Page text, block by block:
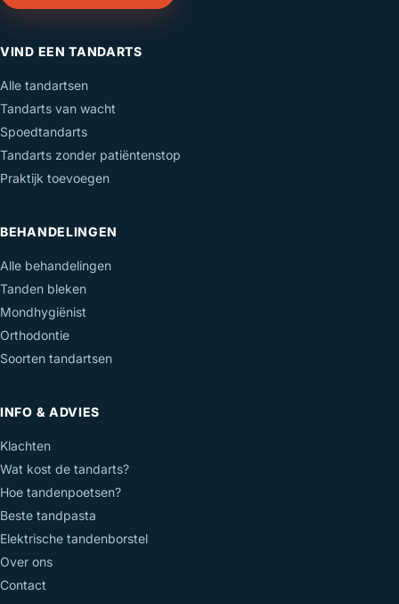
VIND EEN TANDARTS
Alle tandartsen
Tandarts van wacht
Spoedtandarts
Tandarts zonder patiëntenstop
Praktijk toevoegen
BEHANDELINGEN
Alle behandelingen
Tanden bleken
Mondhygiënist
Orthodontie
Soorten tandartsen
INFO & ADVIES
Klachten
Wat kost de tandarts?
Hoe tandenpoetsen?
Beste tandpasta
Elektrische tandenborstel
Over ons
Contact